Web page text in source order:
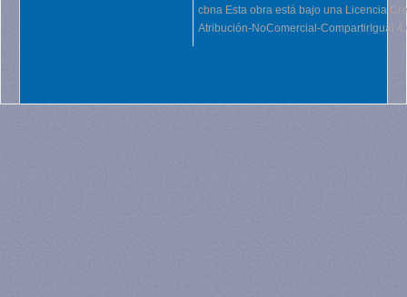
cbna Esta obra está bajo una Licencia
Atribución-NoComercial-CompartirIgual